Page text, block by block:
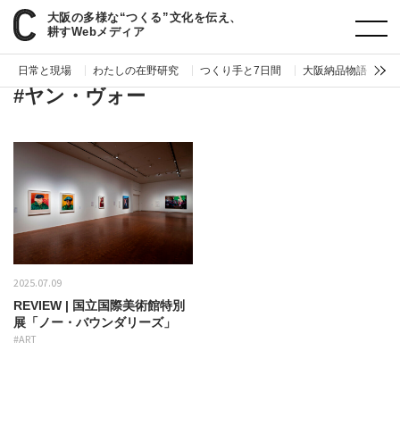
大阪の多様な“つくる”文化を伝え、
耕すWebメディア
日常と現場 わたしの在野研究 つくり手と7日間 大阪納品物語
paperC タグ ヤン・ヴォー
#ヤン・ヴォー
2025.07.09
REVIEW | 国立国際美術館特別
展「ノー・バウンダリーズ」
#ART